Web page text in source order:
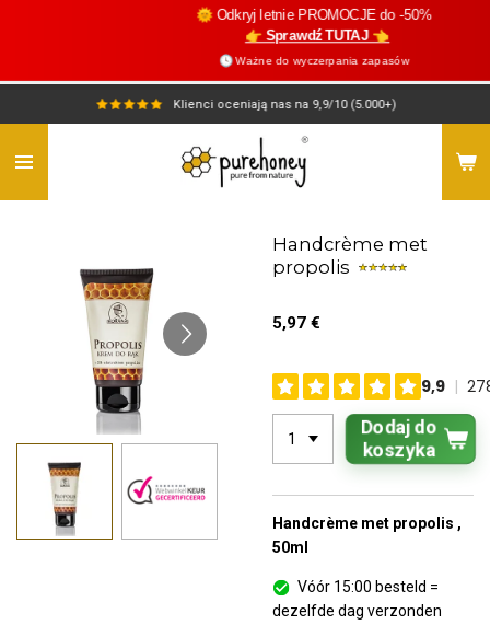
🌞 Odkryj letnie PROMOCJE do -50%
👉 Sprawdź TUTAJ 👈
🕓 Ważne do wyczerpania zapasów
Klienci oceniają nas na 9,9/10 (5.000+)
Handcrème met
propolis
5,97 €
Dodaj do
koszyka
Handcrème met propolis ,
50ml
Vóór 15:00 besteld =
dezelfde dag verzonden